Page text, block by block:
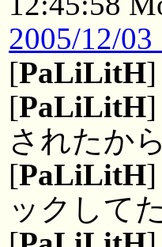
2005/12/03
[PaLiLitH]
[PaLiLitH]
されたか
[PaLiLitH]
ックして